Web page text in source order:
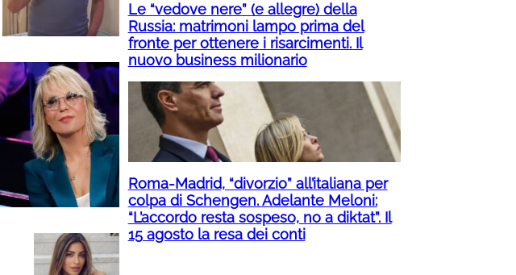
Le “vedove nere” (e allegre) della
Russia: matrimoni lampo prima del
fronte per ottenere i risarcimenti. Il
nuovo business milionario
Roma-Madrid, “divorzio” all’italiana per
colpa di Schengen. Adelante Meloni:
“L’accordo resta sospeso, no a diktat”. Il
15 agosto la resa dei conti